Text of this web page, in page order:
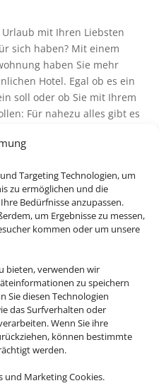
Targeting Technologien, um
zu ermöglichen und die
Bedürfnisse anzupassen.
um Ergebnisse zu messen,
kommen oder um unsere
bieten, verwenden wir
zu speichern
Sie diesen Technologien
das Surfverhalten oder
Wenn Sie ihre
können bestimmte
werden.
und Marketing Cookies.
mit Ihren Liebsten
sich haben? Mit einem
haben Sie mehr
Hotel. Egal ob es ein
soll oder ob Sie mit Ihrem
Für nahezu alles gibt es
Urlaub in
– wir machen Ihren
Preis
oft wesentlich
ein Hotel.